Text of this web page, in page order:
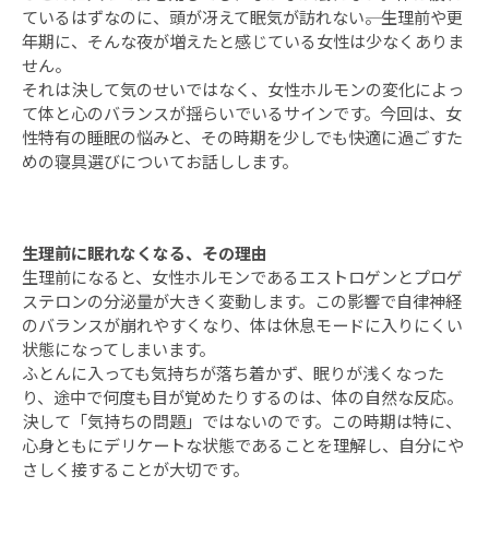
ているはずなのに、頭が冴えて眠気が訪れない――。生理前や更
年期に、そんな夜が増えたと感じている女性は少なくありま
せん。
それは決して気のせいではなく、女性ホルモンの変化によっ
て体と心のバランスが揺らいでいるサインです。今回は、女
性特有の睡眠の悩みと、その時期を少しでも快適に過ごすた
めの寝具選びについてお話しします。
生理前に眠れなくなる、その理由
生理前になると、女性ホルモンであるエストロゲンとプロゲ
ステロンの分泌量が大きく変動します。この影響で自律神経
のバランスが崩れやすくなり、体は休息モードに入りにくい
状態になってしまいます。
ふとんに入っても気持ちが落ち着かず、眠りが浅くなった
り、途中で何度も目が覚めたりするのは、体の自然な反応。
決して「気持ちの問題」ではないのです。この時期は特に、
心身ともにデリケートな状態であることを理解し、自分にや
さしく接することが大切です。